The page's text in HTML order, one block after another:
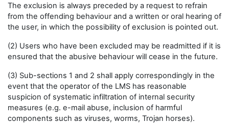
The exclusion is always preceded by a request to refrain
from the offending behaviour and a written or oral hearing of
the user, in which the possibility of exclusion is pointed out.
(2) Users who have been excluded may be readmitted if it is
ensured that the abusive behaviour will cease in the future.
(3) Sub-sections 1 and 2 shall apply correspondingly in the
event that the operator of the LMS has reasonable
suspicion of systematic infiltration of internal security
measures (e.g. e-mail abuse, inclusion of harmful
components such as viruses, worms, Trojan horses).